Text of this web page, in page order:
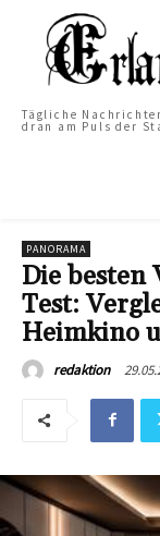
Tägliche
dran am Puls der
PANORAMA
Die besten
Test:
Heimkino
redaktion